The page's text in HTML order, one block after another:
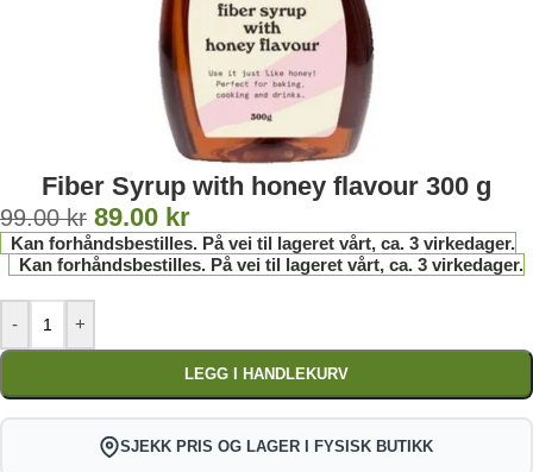
Fiber Syrup with honey flavour 300 g
99.00kr 89.00 kr
Kan forhåndsbestilles. På vei til lageret vårt, ca. 3 virkedager.
Kan forhåndsbestilles. På vei til lageret vårt, ca. 3 virkedager.
- +
LEGG I HANDLEKURV
SJEKK PRIS OG LAGER I FYSISK BUTIKK